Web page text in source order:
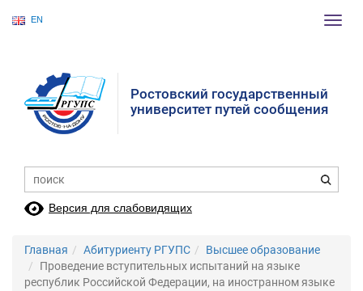
EN
Ростовский государственный
университет путей сообщения
Версия для слабовидящих
Главная Абитуриенту РГУПС
Высшее образование
Проведение вступительных испытаний на языке
республик Российской Федерации, на иностранном языке